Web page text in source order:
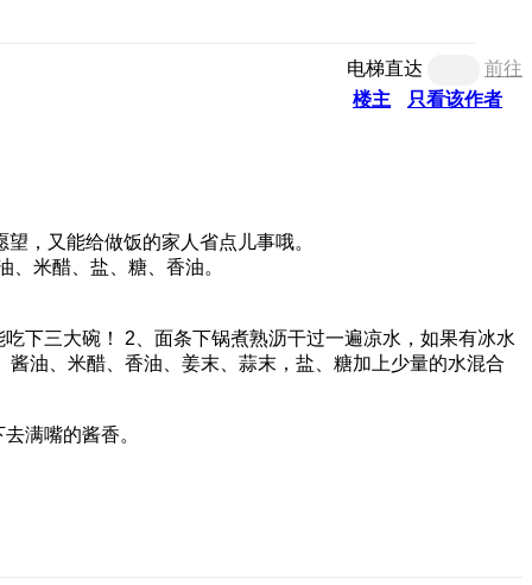
电梯直达
前往
楼主
只看该作者
，又能给做饭的家人省点儿事哦。
米醋、盐、糖、香油。
2、面条下锅煮熟沥干过一遍凉水，如果有冰水
酱油、米醋、香油、姜末、蒜末，盐、糖加上少量的水混合
满嘴的酱香。